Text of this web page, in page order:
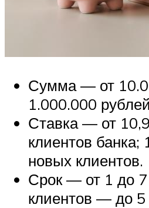
Сумма — от
1.000.000
Ставка — от
клиентов
новых клиентов.
Срок — от 1 до
клиентов — до 5